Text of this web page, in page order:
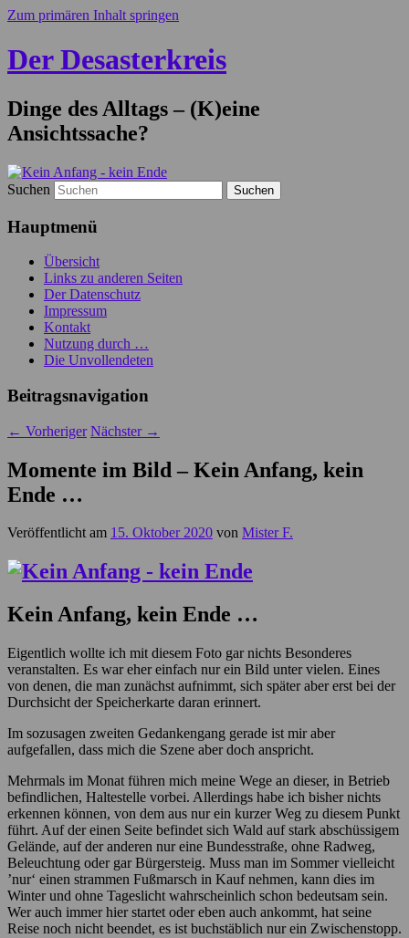
Zum primären Inhalt springen
Der Desasterkreis
Dinge des Alltags – (K)eine
Ansichtssache?
Suchen
Hauptmenü
Übersicht
Links zu anderen Seiten
Der Datenschutz
Impressum
Kontakt
Nutzung durch …
Die Unvollendeten
Beitragsnavigation
← Vorheriger Nächster →
Momente im Bild – Kein Anfang, kein
Ende …
Veröffentlicht am 15. Oktober 2020 von Mister F.
Kein Anfang, kein Ende …
Eigentlich wollte ich mit diesem Foto gar nichts Besonderes
veranstalten. Es war eher einfach nur ein Bild unter vielen. Eines
von denen, die man zunächst aufnimmt, sich später aber erst bei der
Durchsicht der Speicherkarte daran erinnert.
Im sozusagen zweiten Gedankengang gerade ist mir aber
aufgefallen, dass mich die Szene aber doch anspricht.
Mehrmals im Monat führen mich meine Wege an dieser, in Betrieb
befindlichen, Haltestelle vorbei. Allerdings habe ich bisher nichts
erkennen können, von dem aus nur ein kurzer Weg zu diesem Punkt
führt. Auf der einen Seite befindet sich Wald auf stark abschüssigem
Gelände, auf der anderen nur eine Bundesstraße, ohne Radweg,
Beleuchtung oder gar Bürgersteig. Muss man im Sommer vielleicht
’nur‘ einen strammen Fußmarsch in Kauf nehmen, kann dies im
Winter und ohne Tageslicht wahrscheinlich schon bedeutsam sein.
Wer auch immer hier startet oder eben auch ankommt, hat seine
Reise noch nicht beendet, es ist buchstäblich nur ein Zwischenstopp.